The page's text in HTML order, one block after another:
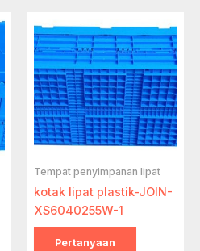
Tempat penyimpanan lipat
kotak lipat plastik-JOIN-
XS6040255W-1
Pertanyaan